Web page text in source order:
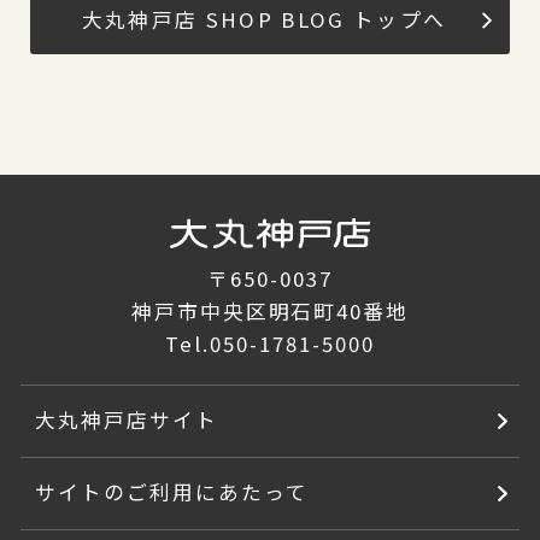
大丸神戸店 SHOP BLOG トップへ
〒650-0037
神戸市中央区明石町40番地
Tel.050-1781-5000
大丸神戸店サイト
サイトのご利用にあたって